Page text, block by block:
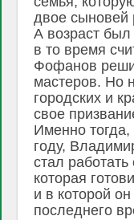
двое сыновей
А возраст
в то время
Фофанов
мастеров. Но
городских и
свое
Именно
году,
стал
которая
и в которой
последнего